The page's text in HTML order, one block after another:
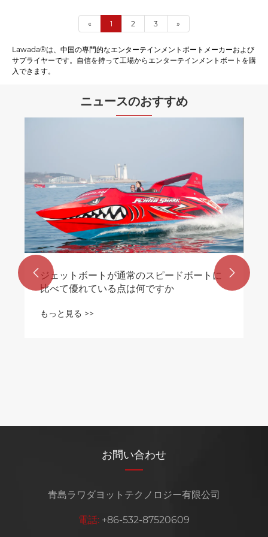
« 1 2 3 »
Lawada®は、中国の専門的なエンターテインメントボートメーカーおよび
サプライヤーです。自信を持って工場からエンターテインメントボートを購
入できます。
ニュースのおすすめ
ジェットボートが通常のスピードボートに
比べて優れている点は何ですか
もっと見る >>
 
お問い合わせ
青島ラワダヨットテクノロジー有限公司
電話: +86-532-87520609